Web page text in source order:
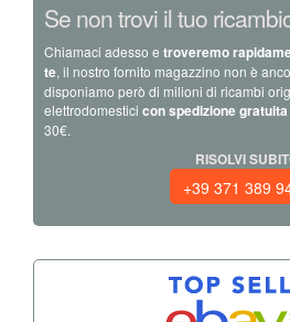
Se non trovi il tuo
Chiamaci adesso e troveremo
te, il nostro fornito magazzino non è
disponiamo però di milioni di ricambi
elettrodomestici con spedizione gratuita
30€.
RISOLVI
+39 371 389